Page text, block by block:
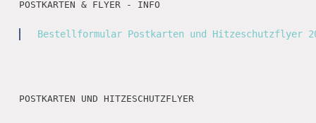
POSTKARTEN & FLYER - INFO
Bestellformular Postkarten und Hitzeschutzflyer
POSTKARTEN UND HITZESCHUTZFLYER